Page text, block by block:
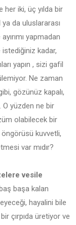
iki, üç yılda bir
da uluslararası
yapmadan
kadar,
yapın , sizi gafil
Ne zaman
gözünüz kapalı,
O yüzden ne bir
olabilecek bir
kuvvetli,
var mıdır?
vesile
başa kalan
hayalini bile
çırpıda üretiyor ve